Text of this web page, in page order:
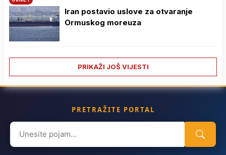
Iran postavio uslove za otvaranje
Ormuskog moreuza
PRIKAŽI JOŠ VIJESTI
PRETRAŽITE PORTAL
Search
for: